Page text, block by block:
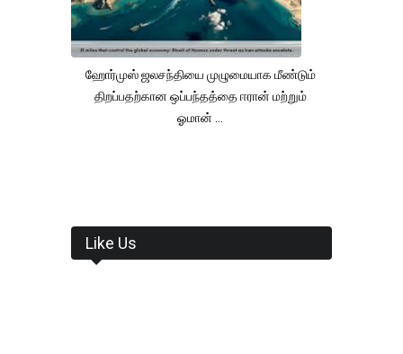
ஹோர்முஸ் ஜலசந்தியை முழுமையாக மீண்டும்
திறப்பதற்கான ஒப்பந்தத்தை ஈரான் மற்றும்
ஓமான் ...
Like Us